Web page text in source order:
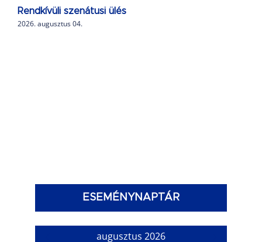
Rendkívüli szenátusi ülés
2026. augusztus 04.
ESEMÉNYNAPTÁR
augusztus 2026